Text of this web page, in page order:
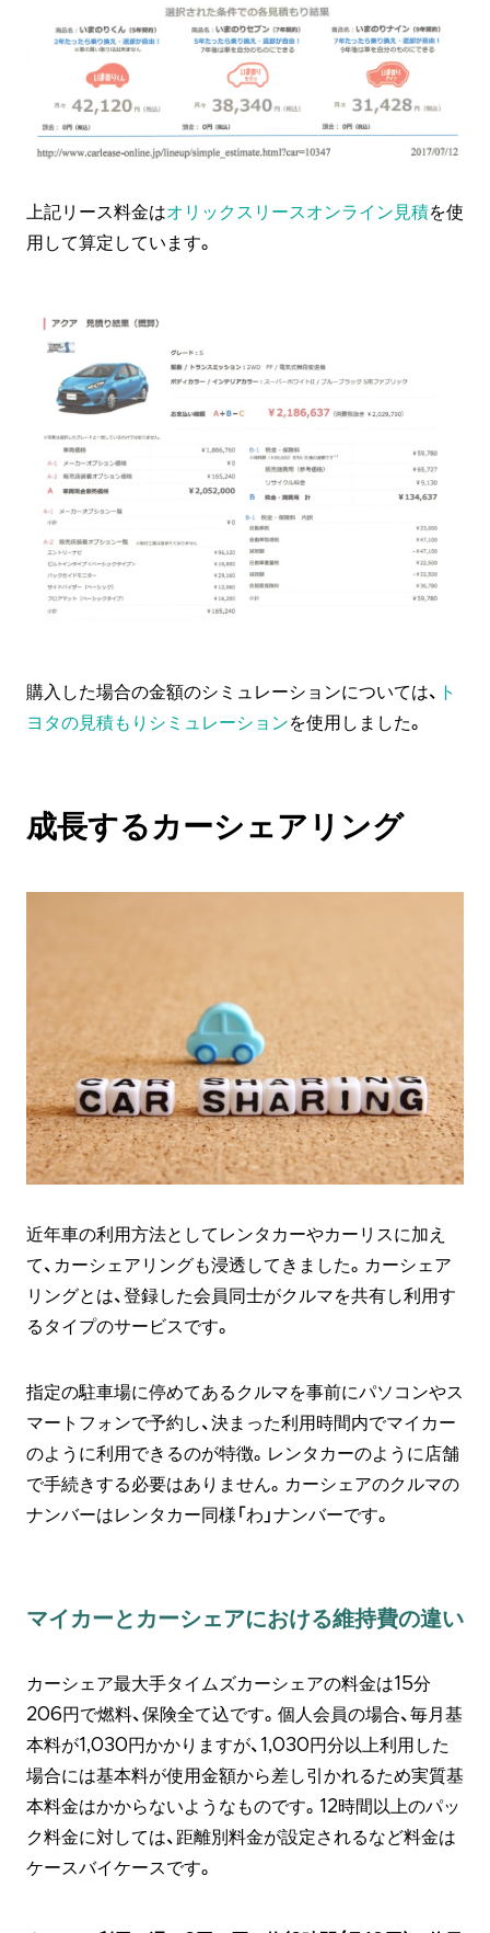
上記リース料金はオリックスリースオンライン見積を使
用して算定しています。
購入した場合の金額のシミュレーションについては、
ト
ヨタの見積もりシミュレーションを使用しました。
成長するカーシェアリング
近年車の利用方法としてレンタカーやカーリスに加え
て、カーシェアリングも浸透してきました。カーシェア
リングとは、登録した会員同士がクルマを共有し利用す
るタイプのサービスです。
指定の駐車場に停めてあるクルマを事前にパソコンやス
マートフォンで予約し、決まった利用時間内でマイカー
のように利用できるのが特徴。レンタカーのように店舗
で手続きする必要はありません。カーシェアのクルマの
ナンバーはレンタカー同様「わ」ナンバーです。
マイカーとカーシェアにおける維持費の違い
カーシェア最大手タイムズカーシェアの料金は15分
206円で燃料、保険全て込です。個人会員の場合、毎月基
本料が1,030円かかりますが、1,030円分以上利用した
場合には基本料が使用金額から差し引かれるため実質基
本料金はかからないようなものです。12時間以上のパッ
ク料金に対しては、距離別料金が設定されるなど料金は
ケースバイケースです。